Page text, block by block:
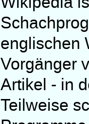
englischen
Vorgänger
Artikel - in
Teilweise